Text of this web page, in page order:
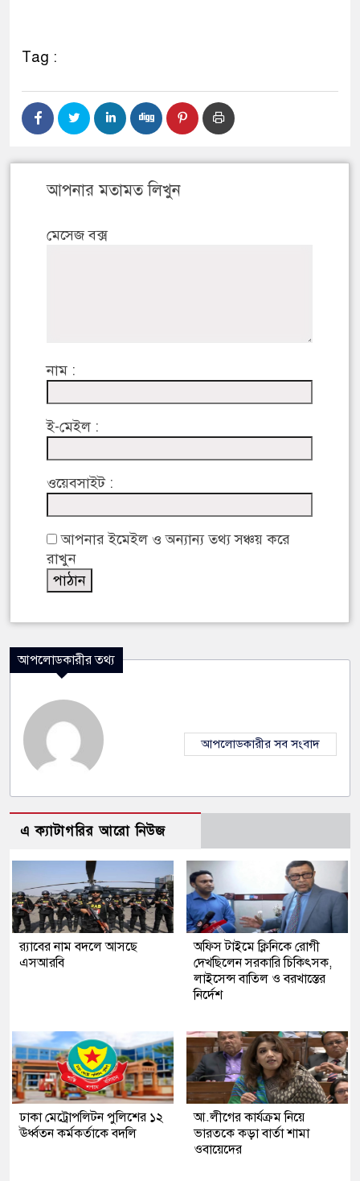
Tag :
আপনার মতামত লিখুন
মেসেজ বক্স
নাম :
ই-মেইল :
ওয়েবসাইট :
আপনার ইমেইল ও অন্যান্য তথ্য সঞ্চয় করে
রাখুন
আপলোডকারীর তথ্য
আপলোডকারীর সব সংবাদ
এ ক্যাটাগরির আরো নিউজ
র‍্যাবের নাম বদলে আসছে
এসআরবি
অফিস টাইমে ক্লিনিকে রোগী
দেখছিলেন সরকারি চিকিৎসক,
লাইসেন্স বাতিল ও বরখাস্তের
নির্দেশ
ঢাকা মেট্রোপলিটন পুলিশের ১২
ঊর্ধ্বতন কর্মকর্তাকে বদলি
আ.লীগের কার্যক্রম নিয়ে
ভারতকে কড়া বার্তা শামা
ওবায়েদের